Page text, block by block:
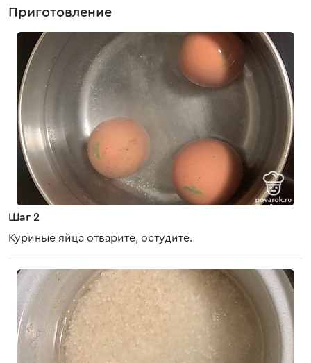
Приготовление
Шаг 2
Куриные яйца отварите, остудите.